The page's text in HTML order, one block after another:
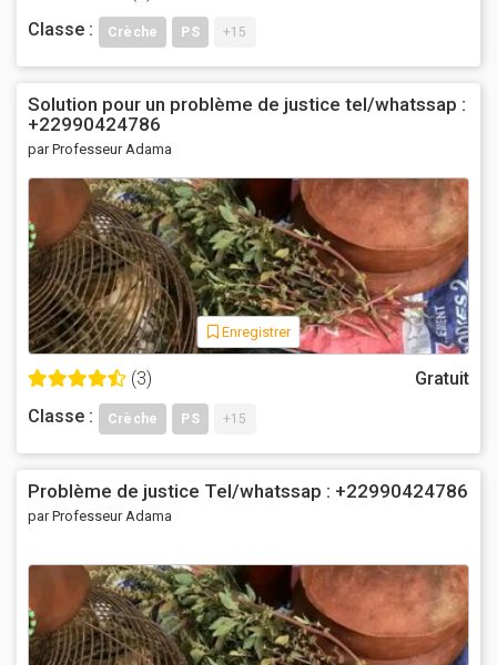
Classe :
Crèche PS +15
Solution pour un problème de justice tel/whatssap :
+22990424786
par Professeur Adama
Enregistrer
(3)
Gratuit
Classe :
Crèche PS +15
Problème de justice Tel/whatssap : +22990424786
par Professeur Adama